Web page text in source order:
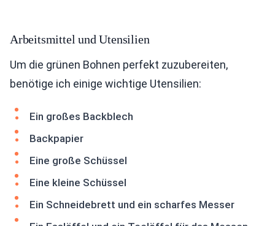
Arbeitsmittel und Utensilien
Um die grünen Bohnen perfekt zuzubereiten,
benötige ich einige wichtige Utensilien:
Ein großes Backblech
Backpapier
Eine große Schüssel
Eine kleine Schüssel
Ein Schneidebrett und ein scharfes Messer